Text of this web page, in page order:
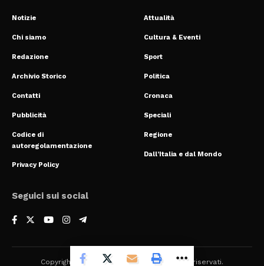
Notizie
Chi siamo
Redazione
Archivio Storico
Contatti
Pubblicità
Codice di
autoregolamentazione
Privacy Policy
Attualità
Cultura & Eventi
Sport
Politica
Cronaca
Speciali
Regione
Dall’Italia e dal Mondo
Seguici sui social
Copyright © 2024 Mondoreale. Tutti i diritti riservati.